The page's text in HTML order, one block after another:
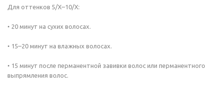
Для оттенков 5/Х–10/Х:
• 20 минут на сухих волосах.
• 15–20 минут на влажных волосах.
• 15 минут после перманентной завивки волос или перманентного
выпрямления волос.